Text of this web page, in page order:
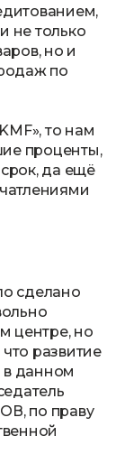
не только
но и
по
то нам
проценты,
срок, да ещё
сделано
центре, но
развитие
данном
по праву